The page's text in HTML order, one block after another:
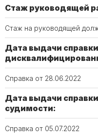
Стаж руководящей
Стаж на руководящей
Дата выдачи
Справка от 28.06.2022
Дата выдачи
судимости:
Справка от 05.07.2022